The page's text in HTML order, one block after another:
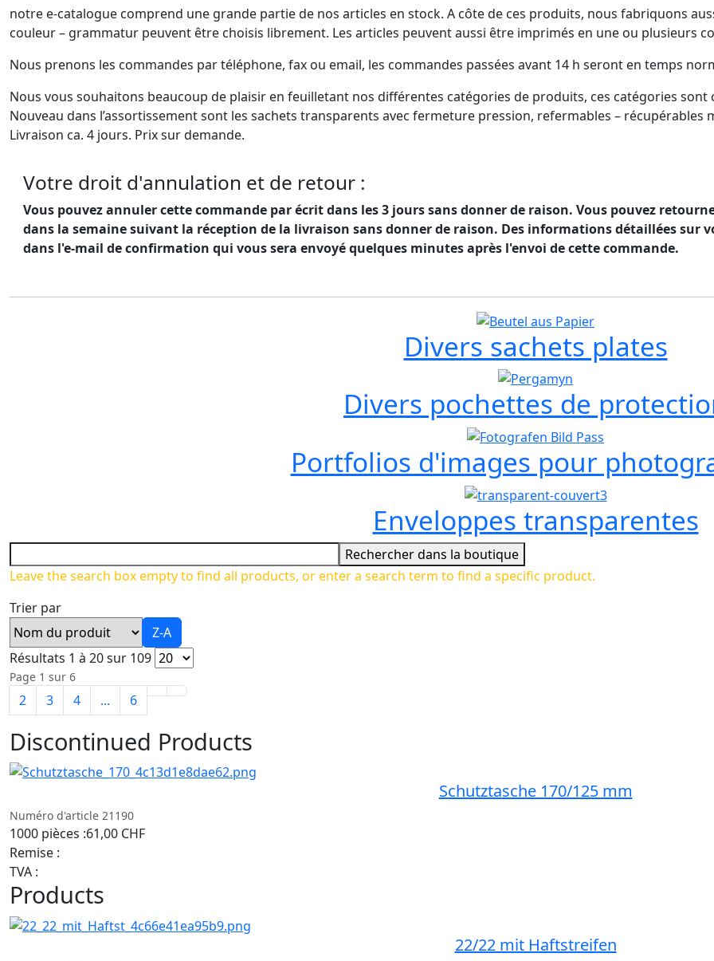
notre e-catalogue comprend une grande partie de nos articles en stock. A côte de ces produits, nous fabriquons
couleur – grammatur peuvent être choisis librement. Les articles peuvent aussi être imprimés en une ou plusieurs
Nous prenons les commandes par téléphone, fax ou email, les commandes passées avant 14 h seront en temps
Nous vous souhaitons beaucoup de plaisir en feuilletant nos différentes catégories de produits, ces catégories
Nouveau dans l’assortissement sont les sachets transparents avec fermeture pression, refermables – récupérables
Livraison ca. 4 jours. Prix sur demande.
Votre droit d'annulation et de retour :
Vous pouvez annuler cette commande par écrit dans les 3 jours sans donner de raison. Vous pouvez
dans la semaine suivant la réception de la livraison sans donner de raison. Des informations détaillées
dans l'e-mail de confirmation qui vous sera envoyé quelques minutes après l'envoi de cette commande.
Divers sachets plates
Divers pochettes de
Portfolios d'images pour
Enveloppes transparentes
Rechercher dans la boutique
Leave the search box empty to find all products, or enter a search term to find a specific product.
Trier par
Z-A
Résultats 1 à 20 sur 109
Page 1 sur 6
2 3 4 ... 6
Discontinued Products
Schutztasche 170/125 mm
Numéro d'article 21190
1000 pièces :61,00 CHF
Remise :
TVA :
Products
22/22 mit Haftstreifen